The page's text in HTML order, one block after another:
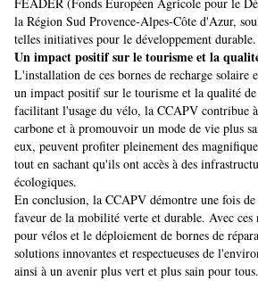
la Région Sud Provence-Alpes-Côte d'Azur,
telles initiatives pour le développement durable.
Un impact positif sur le tourisme et la
L'installation de ces bornes de recharge solaire
un impact positif sur le tourisme et la qualité
facilitant l'usage du vélo, la CCAPV contribue
carbone et à promouvoir un mode de vie plus
eux, peuvent profiter pleinement des
tout en sachant qu'ils ont accès à des
écologiques.
En conclusion, la CCAPV démontre une fois de
faveur de la mobilité verte et durable. Avec ces
pour vélos et le déploiement de bornes de
solutions innovantes et respectueuses de
ainsi à un avenir plus vert et plus sain pour tous.